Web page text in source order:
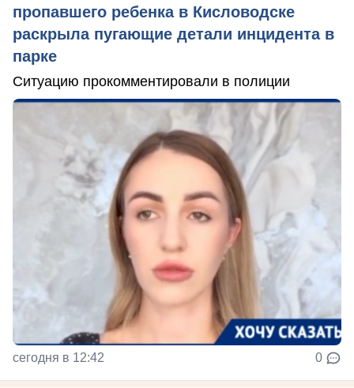
пропавшего ребенка в Кисловодске
раскрыла пугающие детали инцидента в
парке
Ситуацию прокомментировали в полиции
сегодня в 12:42 0